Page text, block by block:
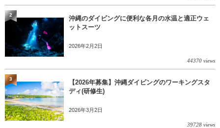
沖縄のダイビングに便利な各月の水温と適正ウェ
ットスーツ
2026年2月2日
44370 views
2
【2026年募集】沖縄ダイビングのワーキングスタ
ディ(研修生)
2026年3月2日
39728 views
3